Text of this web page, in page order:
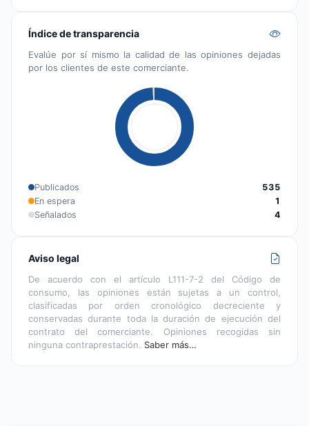
Índice de transparencia
Evalúe por sí mismo la calidad de las opiniones dejadas
por los clientes de este comerciante.
Publicados
535
En espera
1
Señalados
4
Aviso legal
De acuerdo con el artículo L111-7-2 del Código de
consumo, las opiniones están sujetas a un control,
clasificadas por orden cronológico decreciente y
conservadas durante toda la duración de ejecución del
contrato del comerciante. Opiniones recogidas sin
ninguna contraprestación. Saber más…